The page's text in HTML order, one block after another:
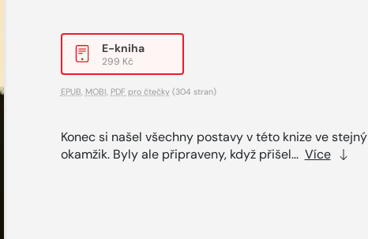
E-kniha
299 Kč
EPUB MOBI PDF pro čtečky(304 stran)
Konec si našel všechny postavy v této knize ve stejný
okamžik. Byly ale připraveny, když přišel... Více